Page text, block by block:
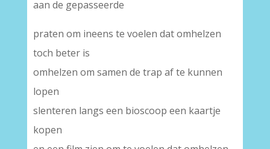
aan de gepasseerde
praten om ineens te voelen dat omhelzen
toch beter is
omhelzen om samen de trap af te kunnen
lopen
slenteren langs een bioscoop een kaartje
kopen